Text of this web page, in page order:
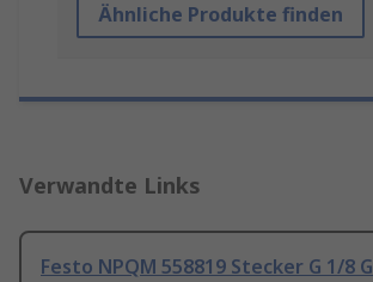
Ähnliche Produkte finden
Verwandte Links
Festo NPQM 558819 Stecker G 1/8 G